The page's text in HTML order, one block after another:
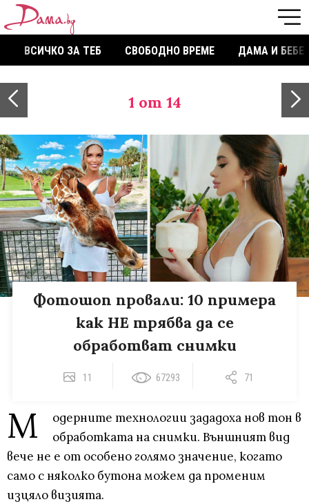
ВСИЧКО ЗА ТЕБ СВОБОДНО ВРЕМЕ ДАМА И БЕБЕ
1 от 14
Фотошоп провали: 10 примера
как НЕ трябва да се
обработват снимки
11 67293 71
М
одерните технологии зададоха нов тон в
обработката на снимки. Външният вид
вече не е от особено голямо значение, когато
само с няколко бутона можем да променим
изцяло визията.